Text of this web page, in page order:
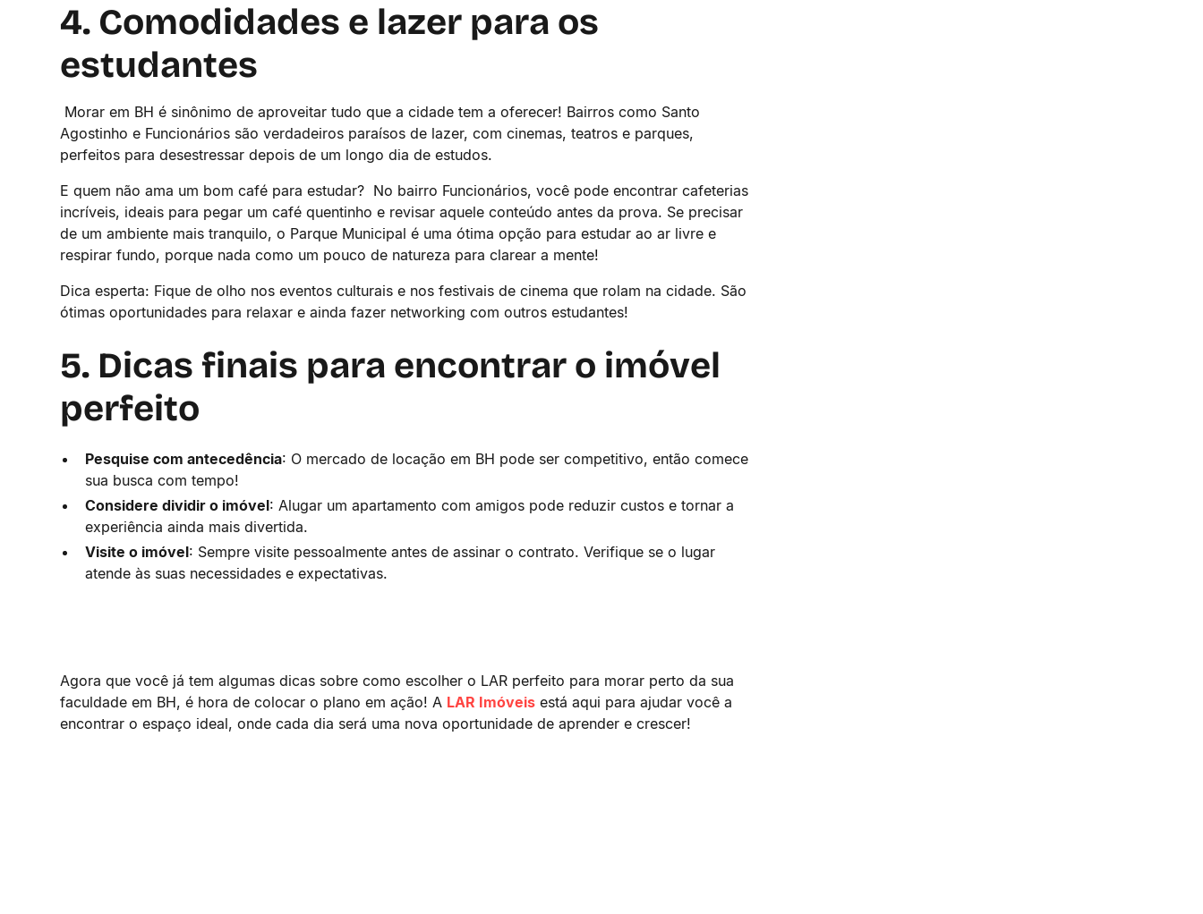
4. Comodidades e lazer para os
estudantes
Morar em BH é sinônimo de aproveitar tudo que a cidade tem a oferecer! Bairros como Santo
Agostinho e Funcionários são verdadeiros paraísos de lazer, com cinemas, teatros e parques,
perfeitos para desestressar depois de um longo dia de estudos.
E quem não ama um bom café para estudar? ️ No bairro Funcionários, você pode encontrar cafeterias
incríveis, ideais para pegar um café quentinho e revisar aquele conteúdo antes da prova. Se precisar
de um ambiente mais tranquilo, o Parque Municipal é uma ótima opção para estudar ao ar livre e
respirar fundo, porque nada como um pouco de natureza para clarear a mente!
Dica esperta: Fique de olho nos eventos culturais e nos festivais de cinema que rolam na cidade. São
ótimas oportunidades para relaxar e ainda fazer networking com outros estudantes!
5. Dicas finais para encontrar o imóvel
perfeito
Pesquise com antecedência: O mercado de locação em BH pode ser competitivo, então comece
sua busca com tempo!
Considere dividir o imóvel: Alugar um apartamento com amigos pode reduzir custos e tornar a
experiência ainda mais divertida.
Visite o imóvel: Sempre visite pessoalmente antes de assinar o contrato. Verifique se o lugar
atende às suas necessidades e expectativas.
Agora que você já tem algumas dicas sobre como escolher o LAR perfeito para morar perto da sua
faculdade em BH, é hora de colocar o plano em ação! A LAR Imóveis está aqui para ajudar você a
encontrar o espaço ideal, onde cada dia será uma nova oportunidade de aprender e crescer!